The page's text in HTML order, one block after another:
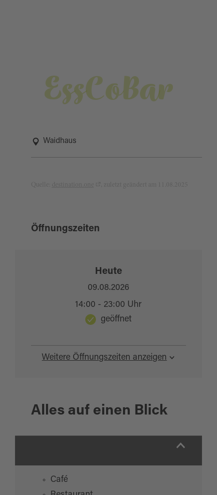
EssCoBar
Waidhaus
Öffnungszeiten
Weitere Öffnungszeiten anzeigen
Heute
09.08.2026
14:00 - 23:00 Uhr
geöffnet
Alles auf einen Blick
Café